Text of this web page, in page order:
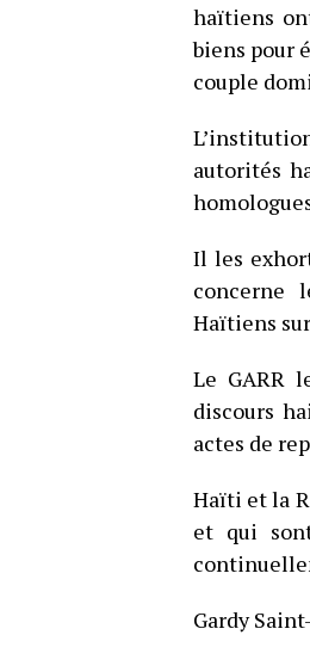
haïtiens
biens pour
couple
autorités
Il les
concerne
Haïtiens
Le GARR
discours
actes de
Haïti et la
et qui
Gardy